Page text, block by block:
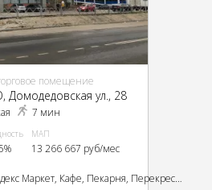
помещение
Домодедовская ул., 28
7 мин
МАП
13 266 667 руб/мес
Ригла, Банк, Яндекс Маркет, Кафе, Пекарня, Перекресток, Ресторан, Салон красоты, Fix price, Фитнес клуб, Четыре лапы, Триал спорт, Фамилия